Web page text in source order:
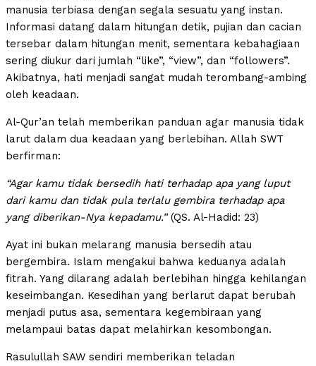
manusia terbiasa dengan segala sesuatu yang instan.
Informasi datang dalam hitungan detik, pujian dan cacian
tersebar dalam hitungan menit, sementara kebahagiaan
sering diukur dari jumlah “like”, “view”, dan “followers”.
Akibatnya, hati menjadi sangat mudah terombang-ambing
oleh keadaan.
Al-Qur’an telah memberikan panduan agar manusia tidak
larut dalam dua keadaan yang berlebihan. Allah SWT
berfirman:
“Agar kamu tidak bersedih hati terhadap apa yang luput
dari kamu dan tidak pula terlalu gembira terhadap apa
yang diberikan-Nya kepadamu.”(QS. Al-Hadid: 23)
Ayat ini bukan melarang manusia bersedih atau
bergembira. Islam mengakui bahwa keduanya adalah
fitrah. Yang dilarang adalah berlebihan hingga kehilangan
keseimbangan. Kesedihan yang berlarut dapat berubah
menjadi putus asa, sementara kegembiraan yang
melampaui batas dapat melahirkan kesombongan.
Rasulullah SAW sendiri memberikan teladan